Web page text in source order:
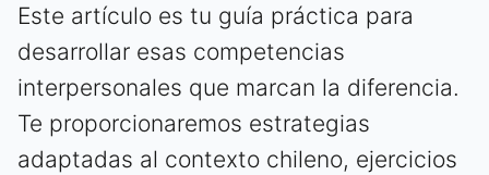
Este artículo es tu guía práctica para
desarrollar esas competencias
interpersonales que marcan la diferencia.
Te proporcionaremos estrategias
adaptadas al contexto chileno, ejercicios